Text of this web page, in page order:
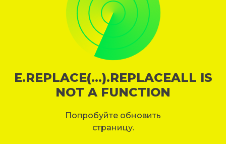
E.REPLACE(...).REPLACEALL IS
NOT A FUNCTION
Попробуйте обновить
страницу.